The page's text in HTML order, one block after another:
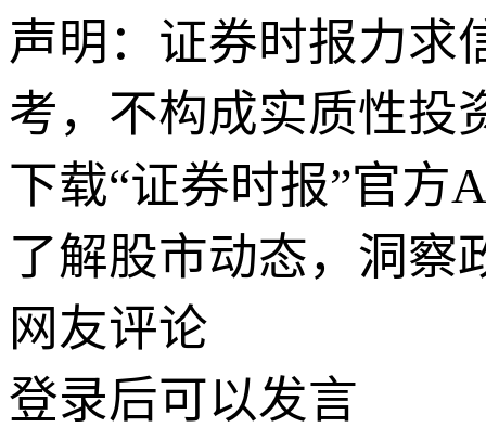
声明：证券时报力求
考，不构成实质性投
下载“证券时报”官方
了解股市动态，洞察
网友评论
登录后可以发言